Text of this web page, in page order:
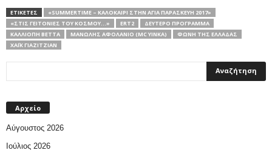
ΕΤΙΚΕΤΕΣ
«SUMMERTIME – ΚΑΛΟΚΑΊΡΙ ΣΤΗΝ ΑΓΊΑ ΠΑΡΑΣΚΕΥΉ 2017»
«ΣΤΙΣ ΓΕΙΤΟΝΙΈΣ ΤΟΥ ΚΌΣΜΟΥ…»
ERT2
ΔΕΎΤΕΡΟ ΠΡΌΓΡΑΜΜΑ
ΚΑΛΛΙΌΠΗ ΒΈΤΤΑ
ΜΑΝΏΛΗΣ ΑΦΟΛΆΝΙΟ (ΜC YINKA)
ΦΩΝΗ ΤΗΣ ΕΛΛΑΔΑΣ
ΧΆΙΚ ΓΙΑΖΙΤΖΙΆΝ
Αρχείο
Αύγουστος 2026
Ιούλιος 2026